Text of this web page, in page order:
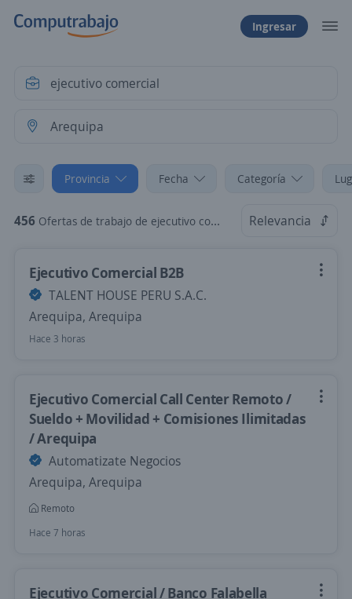
Ingresar
Provincia Fecha Categoría
456 Ofertas de trabajo de ejecutivo comercial en Arequipa Relevancia
Ejecutivo Comercial B2B
TALENT HOUSE PERU S.A.C.
Arequipa, Arequipa
Hace 3 horas
Ejecutivo Comercial Call Center Remoto /
Sueldo + Movilidad + Comisiones Ilimitadas
/ Arequipa
Automatizate Negocios
Arequipa, Arequipa
Remoto
Hace 7 horas
Ejecutivo Comercial / Banco Falabella